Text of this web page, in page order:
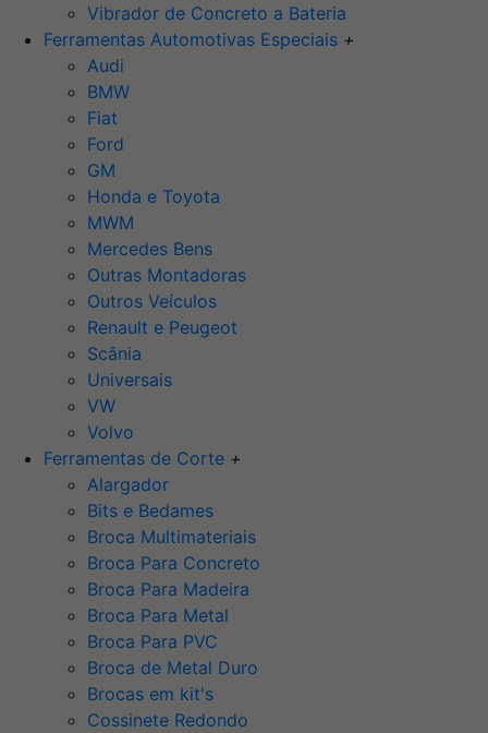
Vibrador de Concreto a Bateria
Ferramentas Automotivas Especiais +
Audi
BMW
Fiat
Ford
GM
Honda e Toyota
MWM
Mercedes Bens
Outras Montadoras
Outros Veículos
Renault e Peugeot
Scânia
Universais
VW
Volvo
Ferramentas de Corte +
Alargador
Bits e Bedames
Broca Multimateriais
Broca Para Concreto
Broca Para Madeira
Broca Para Metal
Broca Para PVC
Broca de Metal Duro
Brocas em kit's
Cossinete Redondo